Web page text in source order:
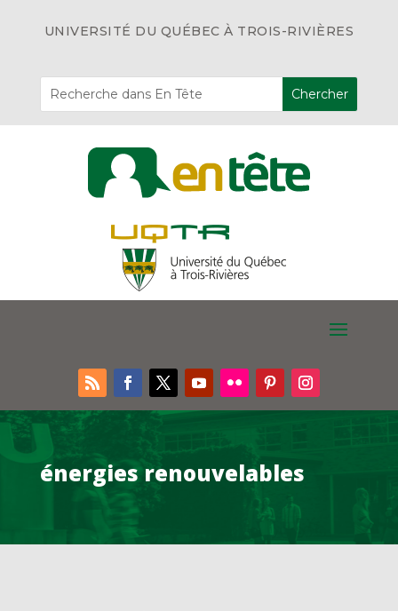
UNIVERSITÉ DU QUÉBEC À TROIS-RIVIÈRES
énergies renouvelables